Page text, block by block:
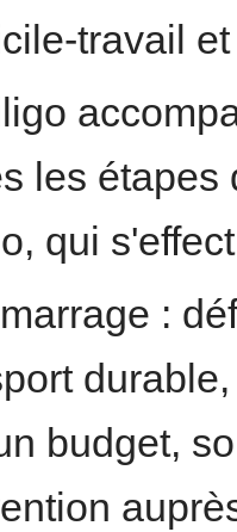
travail
les étapes
qui
:
budget,